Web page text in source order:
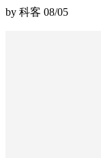
by 科客 08/05